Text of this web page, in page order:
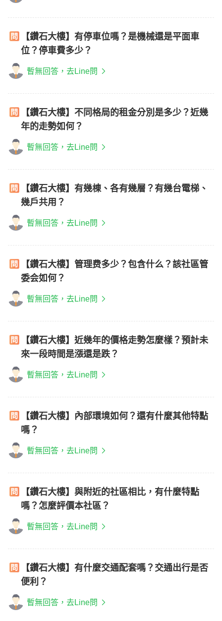
【鑽石大樓】有停車位嗎？是機械還是平面車
位？停車費多少？
暫無回答，去Line問
【鑽石大樓】不同格局的租金分別是多少？近幾
年的走勢如何？
暫無回答，去Line問
【鑽石大樓】有幾棟、各有幾層？有幾台電梯、
幾戶共用？
暫無回答，去Line問
【鑽石大樓】管理费多少？包含什么？該社區管
委会如何？
暫無回答，去Line問
【鑽石大樓】近幾年的價格走勢怎麼樣？預計未
來一段時間是漲還是跌？
暫無回答，去Line問
【鑽石大樓】內部環境如何？還有什麼其他特點
嗎？
暫無回答，去Line問
【鑽石大樓】與附近的社區相比，有什麼特點
嗎？怎麼評價本社區？
暫無回答，去Line問
【鑽石大樓】有什麼交通配套嗎？交通出行是否
便利？
暫無回答，去Line問